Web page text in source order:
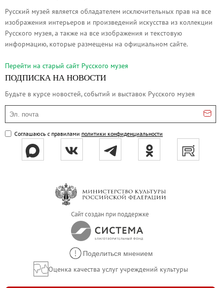
Русский музей является обладателем исключительных прав на все
изображения интерьеров и произведений искусства из коллекции
Русского музея, а также на все изображения и текстовую
информацию, которые размещены на официальном сайте.
Перейти на cтарый сайт Русского музея
ПОДПИСКА НА НОВОСТИ
Будьте в курсе новостей, событий и выставок Русского музея
Эл. почта
Соглашаюсь с правилами политики конфиденциальности
Сайт создан при поддержке
Поделиться мнением
Оценка качества услуг учреждений культуры